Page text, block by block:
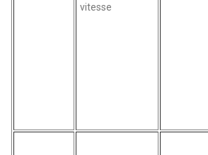
vitesse